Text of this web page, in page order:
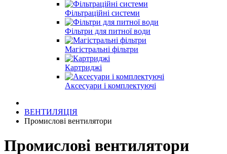
Фільтраційні системи
Фільтри для питної води
Магістральні фільтри
Картриджі
Аксесуари і комплектуючі
ВЕНТИЛЯЦІЯ
Промислові вентилятори
Промислові вентилятори